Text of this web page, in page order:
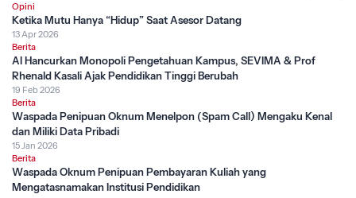
Opini
Ketika Mutu Hanya “Hidup” Saat Asesor Datang
13 Apr 2026
Berita
AI Hancurkan Monopoli Pengetahuan Kampus, SEVIMA & Prof
Rhenald Kasali Ajak Pendidikan Tinggi Berubah
19 Feb 2026
Berita
Waspada Penipuan Oknum Menelpon (Spam Call) Mengaku Kenal
dan Miliki Data Pribadi
15 Jan 2026
Berita
Waspada Oknum Penipuan Pembayaran Kuliah yang
Mengatasnamakan Institusi Pendidikan